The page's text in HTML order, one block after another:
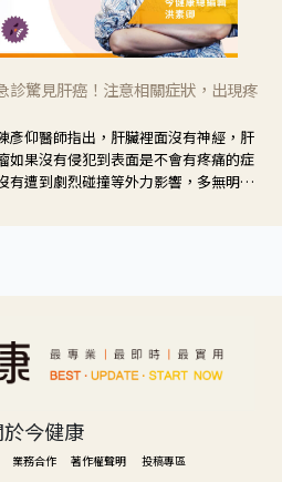
診驚見肝癌！注意相關症狀，出現疼
彥仰醫師指出，肝臟裡面沒有神經，肝
如果沒有侵犯到表面是不會有疼痛的症
有遭到劇烈碰撞等外力影響，多無明顯
於今健康
業務合作 著作權聲明 投稿專區